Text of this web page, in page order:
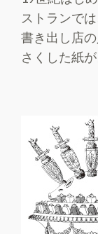
ストランで
書き出し店
さくした紙